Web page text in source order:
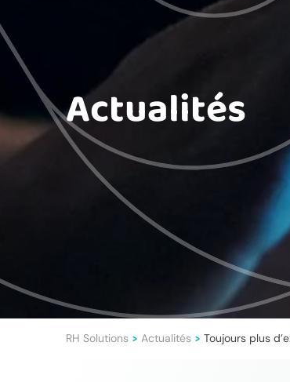
Actualités
RH Solutions > Actualités > Toujours plus